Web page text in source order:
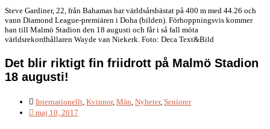
Steve Gardiner, 22, från Bahamas har världsårsbästat på 400 m med 44.26 och
vann Diamond League-premiären i Doha (bilden). Förhoppningsvis kommer
han till Malmö Stadion den 18 augusti och får i så fall möta
världsrekordhållaren Wayde van Niekerk. Foto: Deca Text&Bild
Det blir riktigt fin friidrott på Malmö Stadion
18 augusti!
Internationellt, Kvinnor, Män, Nyheter, Seniorer
maj 10, 2017